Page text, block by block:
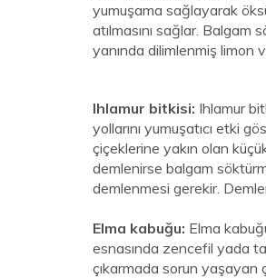
yumuşama sağlayarak
atılmasını sağlar. Balgam
yanında dilimlenmiş limon
Ihlamur bitkisi: Ihlamur
yollarını yumuşatıcı etki
çiçeklerine yakın olan
demlenirse balgam
demlenmesi gerekir.
Elma kabuğu: Elma
esnasında zencefil yada
çıkarmada sorun yaşayan